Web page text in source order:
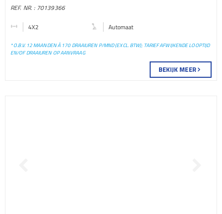
TERMINAL TREKKER
TERMINAL TREKKER
REF. NR. : 70139366
4X2 Automaat
* O.B.V. 12 MAANDEN À 170 DRAAIUREN P/MND (EXCL. BTW); TARIEF AFWIJKENDE LOOPTIJD
EN/OF DRAAIUREN OP AANVRAAG
BEKIJK MEER